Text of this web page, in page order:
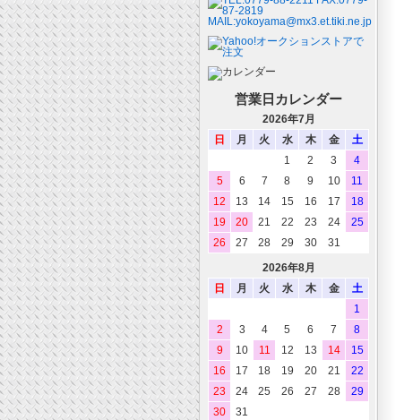
営業日カレンダー
2026年7月
日
月 火 水 木 金
土
1
2 3
4
5
6 7 8 9 10
11
12
13 14 15 16 17
18
19
20 21 22 23 24
25
26
27 28 29 30
31
2026年8月
日
月 火 水 木 金
土
1
2
3 4 5 6 7
8
9
10 11 12 13 14
15
16
17 18 19 20 21
22
23
24 25 26 27 28
29
30
31